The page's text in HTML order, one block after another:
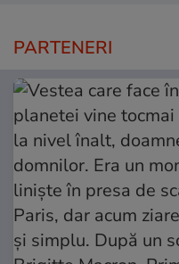
PARTENERI